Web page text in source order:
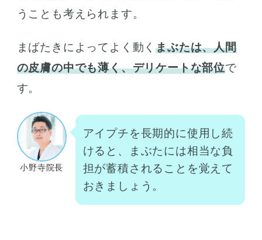
うことも考えられます。
まばたきによってよく動くまぶたは、人間
の皮膚の中でも薄く、デリケートな部位で
す。
小野寺院長
アイプチを長期的に使用し続
けると、まぶたには相当な負
担が蓄積されることを覚えて
おきましょう。